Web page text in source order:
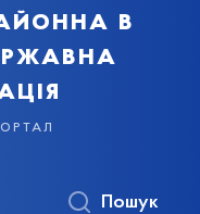
в
Пошук